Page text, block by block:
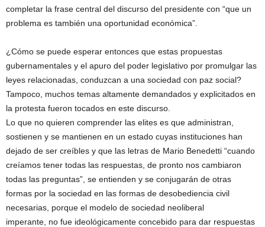
completar la frase central del discurso del presidente con “que un
problema es también una oportunidad económica”.
¿Cómo se puede esperar entonces que estas propuestas
gubernamentales y el apuro del poder legislativo por promulgar las
leyes relacionadas, conduzcan a una sociedad con paz social?
Tampoco, muchos temas altamente demandados y explicitados en
la protesta fueron tocados en este discurso.
Lo que no quieren comprender las elites es que administran,
sostienen y se mantienen en un estado cuyas instituciones han
dejado de ser creíbles y que las letras de Mario Benedetti “cuando
creíamos tener todas las respuestas, de pronto nos cambiaron
todas las preguntas”, se entienden y se conjugarán de otras
formas por la sociedad en las formas de desobediencia civil
necesarias, porque el modelo de sociedad neoliberal
imperante, no fue ideológicamente concebido para dar respuestas